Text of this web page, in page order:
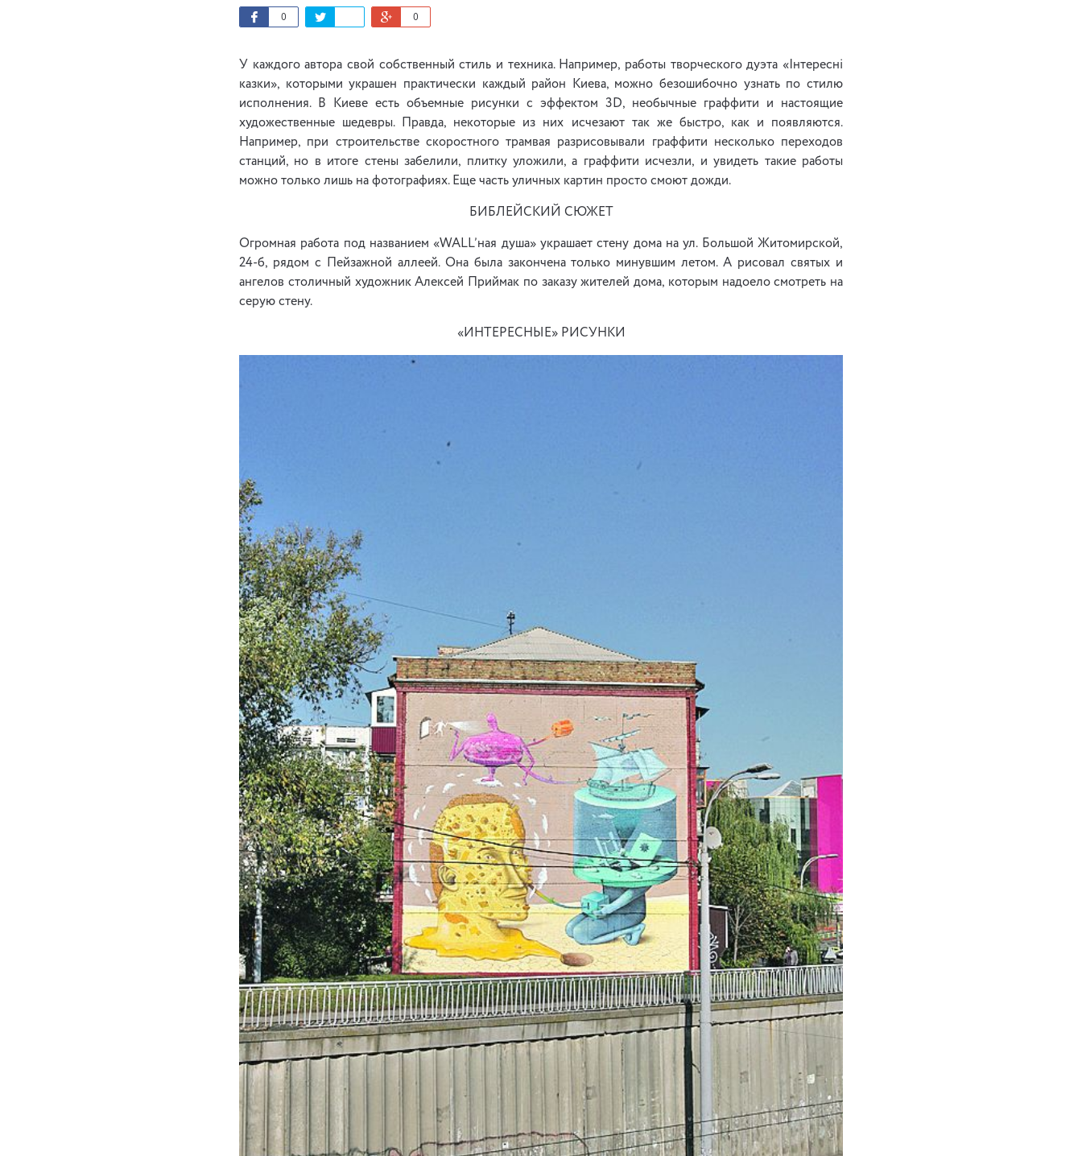
0 0
У каждого автора свой собственный стиль и техника. Например, работы творческого дуэта «Інтересні
казки», которыми украшен практически каждый район Киева, можно безошибочно узнать по стилю
исполнения. В Киеве есть объемные рисунки с эффектом 3D, необычные граффити и настоящие
художественные шедевры. Правда, некоторые из них исчезают так же быстро, как и появляются.
Например, при строительстве скоростного трамвая разрисовывали граффити несколько переходов
станций, но в итоге стены забелили, плитку уложили, а граффити исчезли, и увидеть такие работы
можно только лишь на фотографиях. Еще часть уличных картин просто смоют дожди.
БИБЛЕЙСКИЙ СЮЖЕТ
Огромная работа под названием «WALL’ная душа» украшает стену дома на ул. Большой Житомирской,
24-б, рядом с Пейзажной аллеей. Она была закончена только минувшим летом. А рисовал святых и
ангелов столичный художник Алексей Приймак по заказу жителей дома, которым надоело смотреть на
серую стену.
«ИНТЕРЕСНЫЕ» РИСУНКИ